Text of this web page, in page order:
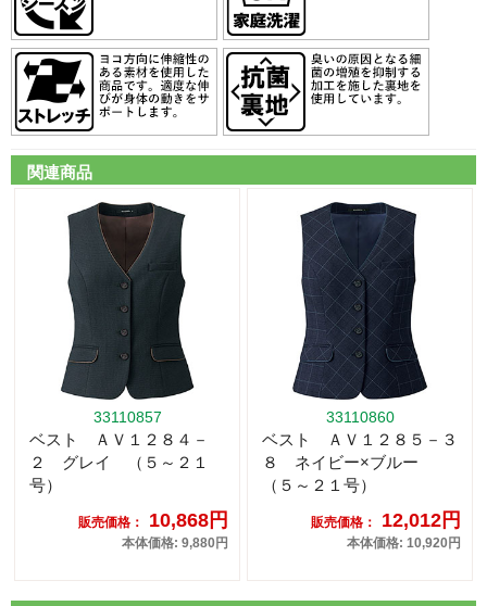
関連商品
33110857
ベスト ＡＶ１２８４－
２ グレイ （５～２１
号）
販売価格： 10,868円
本体価格: 9,880円
33110860
ベスト ＡＶ１２８５－３
８ ネイビー×ブルー
（５～２１号）
販売価格： 12,012円
本体価格: 10,920円